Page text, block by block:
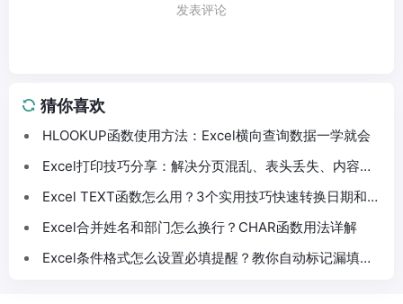
发表评论
猜你喜欢
HLOOKUP函数使用方法：Excel横向查询数据一学就会
Excel打印技巧分享：解决分页混乱、表头丢失、内容截
Excel TEXT函数怎么用？3个实用技巧快速转换日期和数
Excel合并姓名和部门怎么换行？CHAR函数用法详解
Excel条件格式怎么设置必填提醒？教你自动标记漏填数